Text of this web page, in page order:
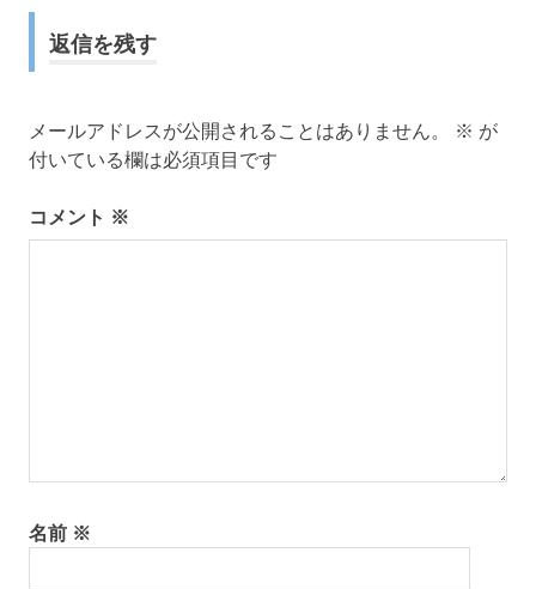
ビ
ゲ
ー
シ
ョ
返信を残す
メールアドレスが公開されることはありません。 ※ が
付いている欄は必須項目です
コメント ※
名前 ※